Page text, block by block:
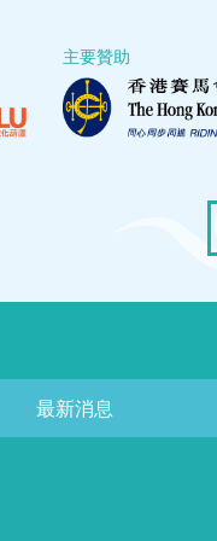
主要贊助
最新消息